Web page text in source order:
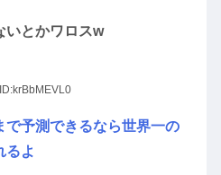
いとかワロスw
ID:krBbMEVL0
で予測できるなら世界一の
るよ